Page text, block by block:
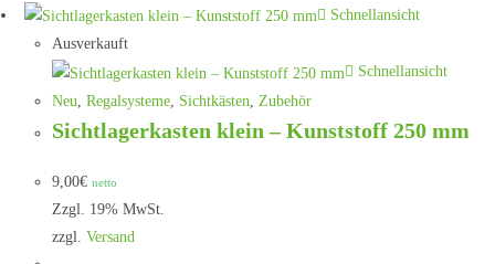
Schnellansicht
Ausverkauft
Schnellansicht
Neu ,Regalsysteme Sichtkästen Zubehör
Sichtlagerkasten klein – Kunststoff 250 mm
9,00€ netto
Zzgl. 19% MwSt.
zzgl.Versand